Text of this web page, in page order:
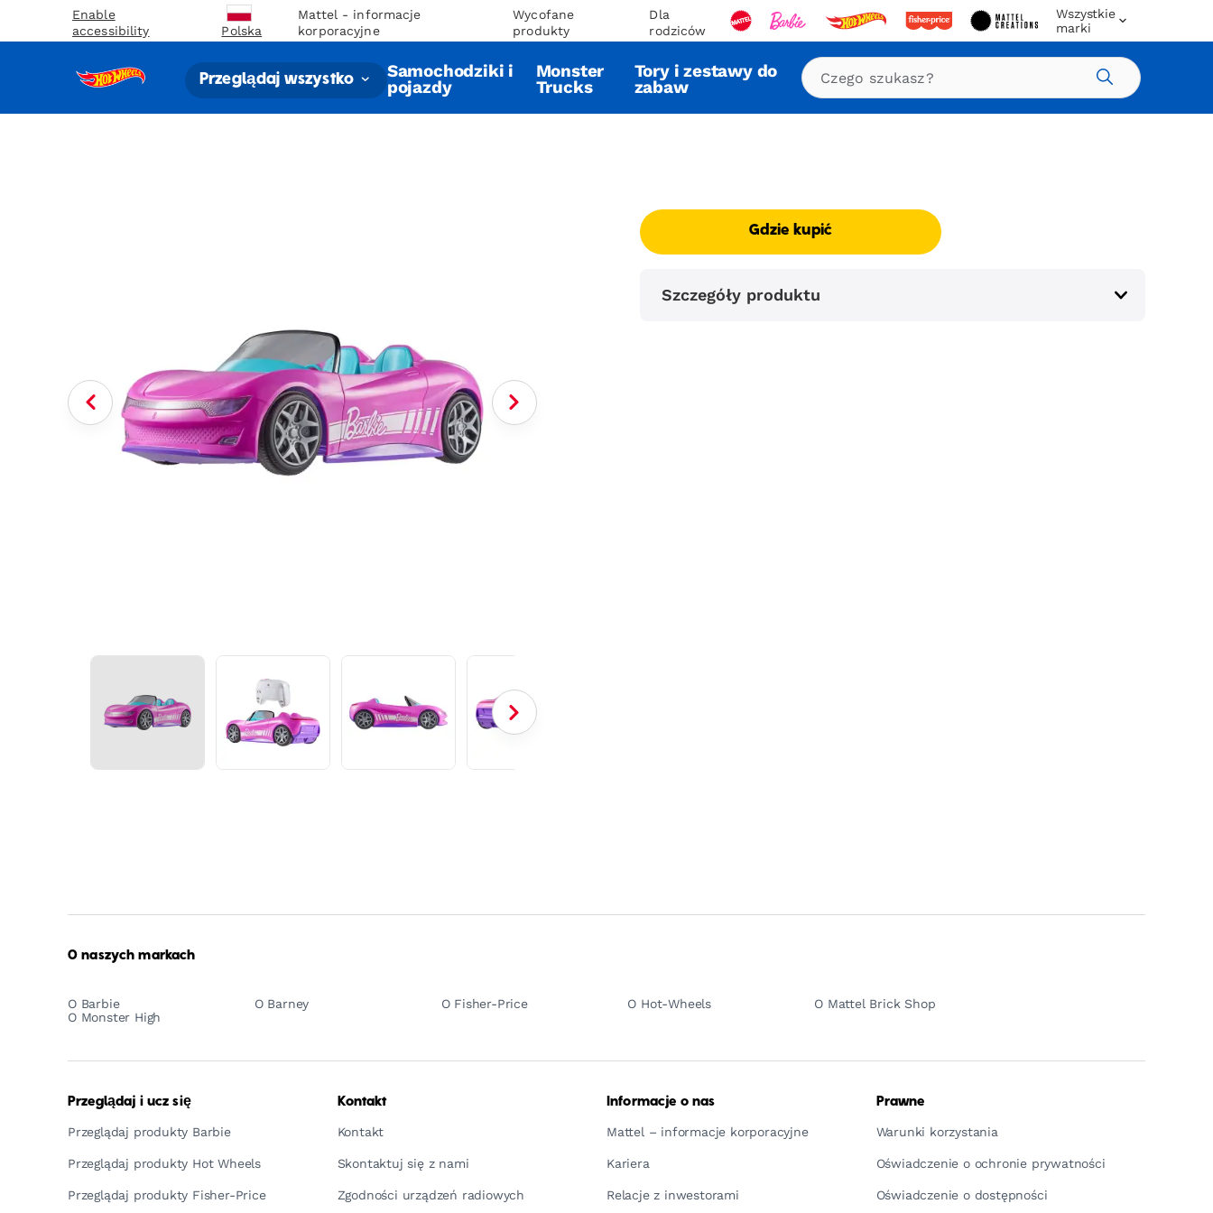
Enable
accessibility
Polska
Mattel - informacje
korporacyjne
Wycofane
produkty
Dla
rodziców
Wszystkie
marki
Przeglądaj wszystko Samochodziki i
pojazdy
Monster
Trucks
Tory i zestawy do
zabaw Szukaj
Gdzie kupić
Szczegóły produktu
O naszych markach
O Barbie O Barney O Fisher-Price O Hot-Wheels
O Mattel Brick Shop
O Monster High
Przeglądaj i ucz się
Przeglądaj produkty Barbie
Przeglądaj produkty Hot Wheels
Przeglądaj produkty Fisher-Price
Kontakt
Kontakt
Skontaktuj się z nami
Zgodności urządzeń radiowych
Informacje o nas
Mattel – informacje korporacyjne
Kariera
Relacje z inwestorami
Prawne
Warunki korzystania
Oświadczenie o ochronie prywatności
Oświadczenie o dostępności